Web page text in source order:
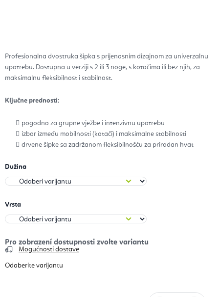
Profesionalna dvostruka šipka s prijenosnim dizajnom za univerzalnu
upotrebu. Dostupna u verziji s 2 ili 3 noge, s kotačima ili bez njih, za
maksimalnu fleksibilnost i stabilnost.
Ključne prednosti:
pogodno za grupne vježbe i intenzivnu upotrebu
izbor između mobilnosti (kotači) i maksimalne stabilnosti
drvene šipke sa zadržanom fleksibilnošću za prirodan hvat
Dužina
Vrsta
Mogućnosti dostave